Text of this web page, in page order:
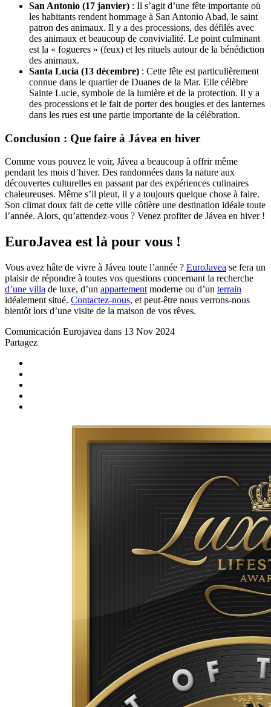
San Antonio (17 janvier) : Il s’agit d’une fête importante où
les habitants rendent hommage à San Antonio Abad, le saint
patron des animaux. Il y a des processions, des défilés avec
des animaux et beaucoup de convivialité. Le point culminant
est la « fogueres » (feux) et les rituels autour de la bénédiction
des animaux.
Santa Lucia (13 décembre) : Cette fête est particulièrement
connue dans le quartier de Duanes de la Mar. Elle célèbre
Sainte Lucie, symbole de la lumière et de la protection. Il y a
des processions et le fait de porter des bougies et des lanternes
dans les rues est une partie importante de la célébration.
Conclusion : Que faire à Jávea en hiver
Comme vous pouvez le voir, Jávea a beaucoup à offrir même
pendant les mois d’hiver. Des randonnées dans la nature aux
découvertes culturelles en passant par des expériences culinaires
chaleureuses. Même s’il pleut, il y a toujours quelque chose à faire.
Son climat doux fait de cette ville côtière une destination idéale toute
l’année. Alors, qu’attendez-vous ? Venez profiter de Jávea en hiver !
EuroJavea est là pour vous !
Vous avez hâte de vivre à Jávea toute l’année ? EuroJavea se fera un
plaisir de répondre à toutes vos questions concernant la recherche
d’une villa de luxe, d’un appartement moderne ou d’un terrain
idéalement situé. Contactez-nous, et peut-être nous verrons-nous
bientôt lors d’une visite de la maison de vos rêves.
Comunicación Eurojavea dans 13 Nov 2024
Partagez